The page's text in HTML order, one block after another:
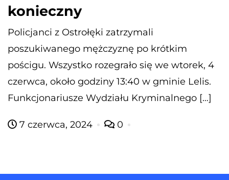
konieczny
Policjanci z Ostrołęki zatrzymali
poszukiwanego mężczyznę po krótkim
pościgu. Wszystko rozegrało się we wtorek, 4
czerwca, około godziny 13:40 w gminie Lelis.
Funkcjonariusze Wydziału Kryminalnego […]
7 czerwca, 2024 0